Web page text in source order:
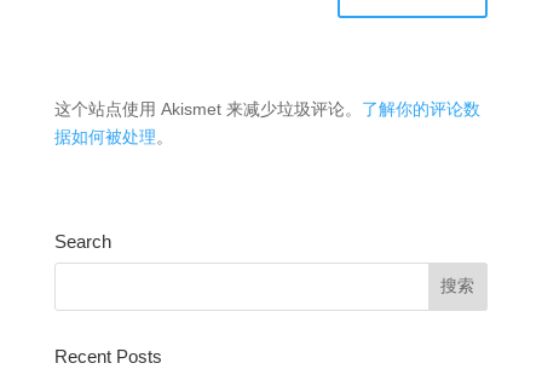
这个站点使用 Akismet 来减少垃圾评论。 了解你的评论数
据如何被处理。
Search
Recent Posts